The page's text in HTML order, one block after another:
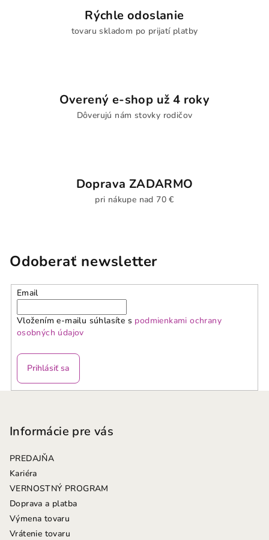
y
v
ý
Rýchle odoslanie
tovaru skladom po prijatí platby
Overený e-shop už 4 roky
Dôverujú nám stovky rodičov
Doprava ZADARMO
pri nákupe nad 70 €
Odoberať newsletter
Email
Vložením e-mailu súhlasíte s podmienkami ochrany
osobných údajov
Prihlásiť sa
Informácie pre vás
PREDAJŇA
Kariéra
VERNOSTNÝ PROGRAM
Doprava a platba
Výmena tovaru
Vrátenie tovaru